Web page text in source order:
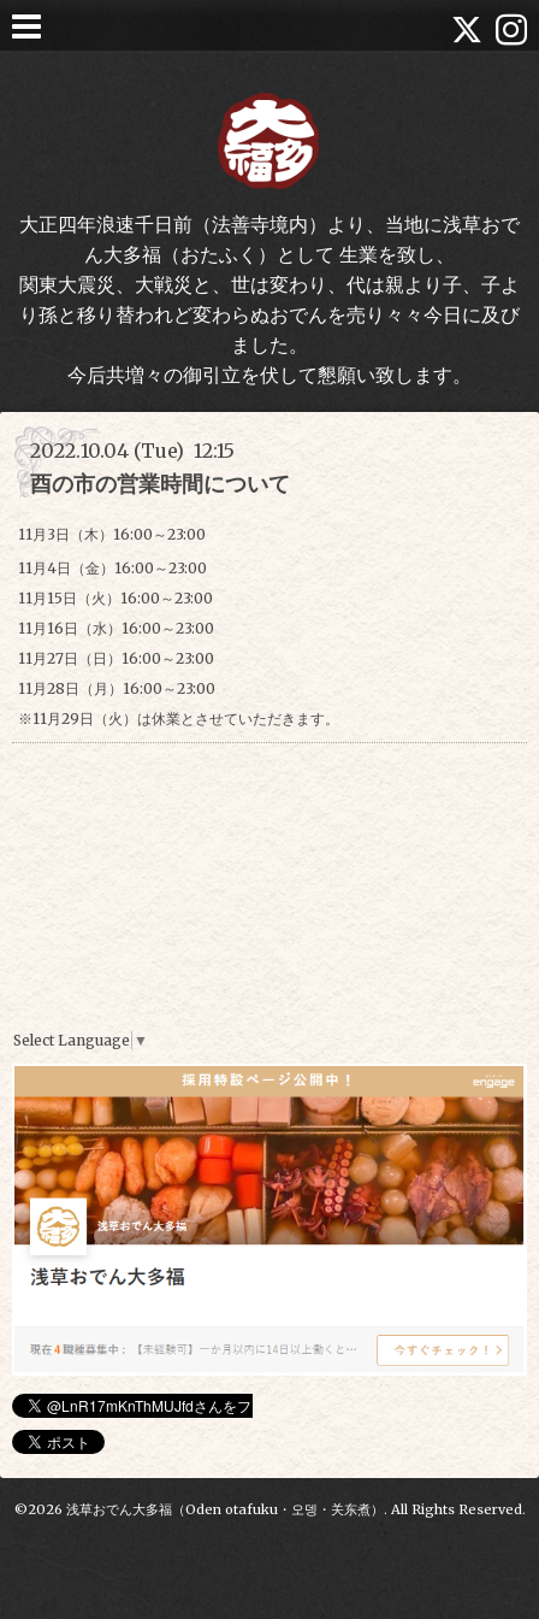
大正四年浪速千日前（法善寺境内）より、当地に浅草おで
ん大多福（おたふく）として 生業を致し、
関東大震災、大戦災と、世は変わり、代は親より子、子よ
り孫と移り替われど変わらぬおでんを売り々々今日に及び
ました。
今后共増々の御引立を伏して懇願い致します。
2022.10.04 (Tue) 12:15
酉の市の営業時間について
11月3日（木）16:00～23:00
11月4日（金）16:00～23:00
11月15日（火）16:00～23:00
11月16日（水）16:00～23:00
11月27日（日）16:00～23:00
11月28日（月）16:00～23:00
※11月29日（火）は休業とさせていただきます。
Select Language ▼
©2026 浅草おでん大多福（Oden otafuku・오뎅・关东煮） . All Rights Reserved.